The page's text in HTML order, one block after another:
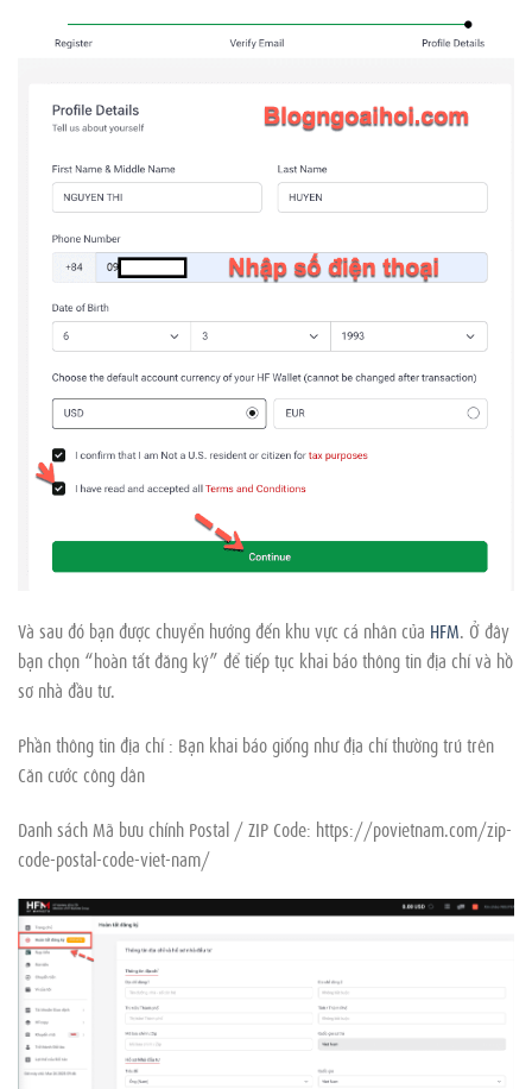
Và sau đó bạn được chuyển hướng đến khu vực cá nhân của HFM. Ở đây
bạn chọn “hoàn tất đăng ký” để tiếp tục khai báo thông tin địa chỉ và hồ
sơ nhà đầu tư.
Phần thông tin địa chỉ : Bạn khai báo giống như địa chỉ thường trú trên
Căn cước công dân
Danh sách Mã bưu chính Postal / ZIP Code: https://povietnam.com/zip-
code-postal-code-viet-nam/